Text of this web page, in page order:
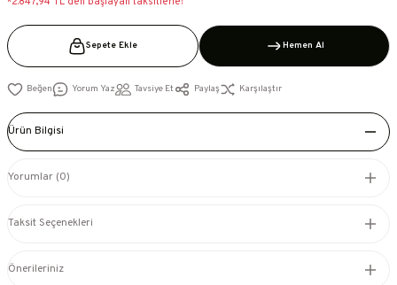
Sepete Ekle Hemen Al
Yorum Yaz Tavsiye Et Paylaş Karşılaştır
Ürün Bilgisi
Yorumlar (0)
Taksit Seçenekleri
Önerileriniz